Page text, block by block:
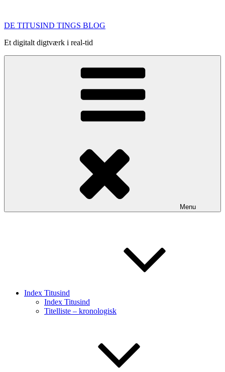
indhold
DE TITUSIND TINGS BLOG
Et digitalt digtværk i real-tid
Menu
Index Titusind
Index Titusind
Titelliste – kronologisk